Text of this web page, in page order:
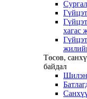
хагас
Төсөв,
байдал
Шилэн